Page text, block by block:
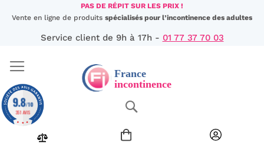
Aller
au
PAS DE RÉPIT SUR LES PRIX !
Vente en ligne de produits spécialisés pour l’incontinence des adultes
Service client de 9h à 17h - 01 77 37 70 03
9.8/10
351 AVIS